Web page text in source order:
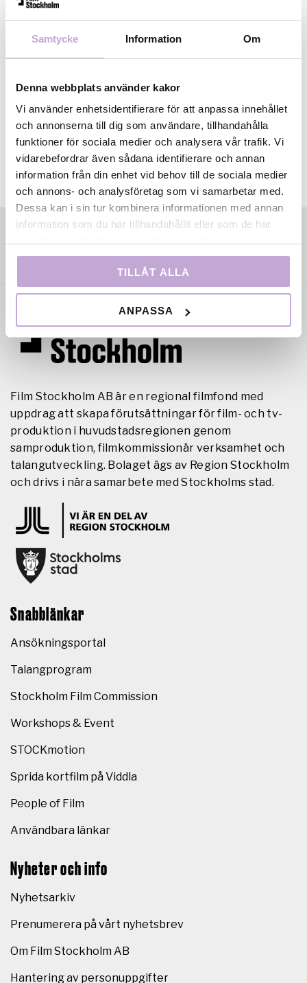
Samtycke Information Om
Denna webbplats använder kakor
Vi använder enhetsidentifierare för att anpassa innehållet
och annonserna till dig som användare, tillhandahålla
funktioner för sociala medier och analysera vår trafik. Vi
vidarebefordrar även sådana identifierare och annan
information från din enhet vid behov till de sociala medier
och annons- och analysföretag som vi samarbetar med.
Dessa kan i sin tur kombinera informationen med annan
information som du har tillhandahållit eller som de har
samlat in när du har använt deras tjänster.
TILLÅT ALLA
ANPASSA
Gandini.Filmbasen/Film Stockholms konsulent
kommer att närvara som en av finansiärerna på
Nordisk Forum vid Nordisk Panorama. Läs mer om
årets Nordisk Panoramahäroch om Nordisk Forum
Film Stockholm AB är en regional filmfond med
uppdrag att skapa förutsättningar för film- och tv-
produktion i huvudstadsregionen genom
samproduktion, filmkommissionär verksamhet och
talangutveckling. Bolaget ägs av Region Stockholm
och drivs i nära samarbete med Stockholms stad.
Snabblänkar
Ansökningsportal
Talangprogram
Stockholm Film Commission
Workshops & Event
STOCKmotion
Sprida kortfilm på Viddla
People of Film
Användbara länkar
Nyheter och info
Nyhetsarkiv
Prenumerera på vårt nyhetsbrev
Om Film Stockholm AB
Hantering av personuppgifter